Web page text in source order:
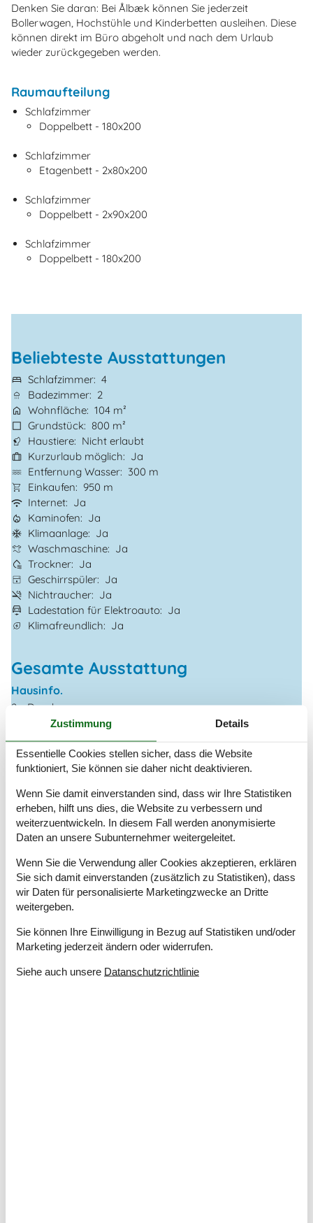
Denken Sie daran: Bei Ålbæk können Sie jederzeit
Bollerwagen, Hochstühle und Kinderbetten ausleihen. Diese
können direkt im Büro abgeholt und nach dem Urlaub
wieder zurückgegeben werden.
Raumaufteilung
Schlafzimmer
Doppelbett - 180x200
Schlafzimmer
Etagenbett - 2x80x200
Schlafzimmer
Doppelbett - 2x90x200
Schlafzimmer
Doppelbett - 180x200
Beliebteste Ausstattungen
Schlafzimmer 4
Badezimmer
2
Wohnfläche 104 m²
Grundstück
800 m²
Haustiere
Nicht erlaubt
Kurzurlaub möglich
Ja
Entfernung Wasser
300 m
Einkaufen
950 m
Internet
Ja
Kaminofen
Ja
Klimaanlage
Ja
Waschmaschine
Ja
Trockner
Ja
Geschirrspüler
Ja
Nichtraucher
Ja
Ladestation für Elektroauto
Ja
Klimafreundlich
Ja
Gesamte Ausstattung
Hausinfo.
2 x Dusche
Anzahl Erw.
Baujahr
Grundstück / Naturgrund
Renovierungsjahr
2005
Entfernungen
Entfernung Einkauf / Ganzjahresgeschäft
Entfernung Restaurant
950 m
Entfernung Strand / Sand-, Kieselstrand
300 m
Entfernung zum Golfplatz
Elektroheizung
Kaminofen
Wärmepumpe / Mit Kühlung
Zustimmung Details
Essentielle Cookies stellen sicher, dass die Website
funktioniert, Sie können sie daher nicht deaktivieren.
Wenn Sie damit einverstanden sind, dass wir Ihre Statistiken
erheben, hilft uns dies, die Website zu verbessern und
weiterzuentwickeln. In diesem Fall werden anonymisierte
Daten an unsere Subunternehmer weitergeleitet.
Wenn Sie die Verwendung aller Cookies akzeptieren, erklären
Sie sich damit einverstanden (zusätzlich zu Statistiken), dass
wir Daten für personalisierte Marketingzwecke an Dritte
weitergeben.
Sie können Ihre Einwilligung in Bezug auf Statistiken und/oder
Marketing jederzeit ändern oder widerrufen.
Siehe auch unsere Datanschutzrichtlinie